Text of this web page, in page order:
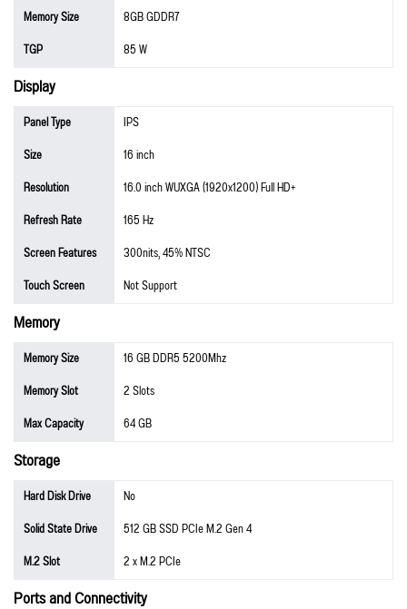
Memory Size
8GB GDDR7
TGP
85 W
Display
Panel Type
IPS
Size
16 inch
Resolution
16.0 inch WUXGA (1920x1200) Full HD+
Refresh Rate
165 Hz
Screen Features
300nits, 45% NTSC
Touch Screen
Not Support
Memory
Memory Size
16 GB DDR5 5200Mhz
Memory Slot
2 Slots
Max Capacity
64 GB
Storage
Hard Disk Drive
No
Solid State Drive
512 GB SSD PCIe M.2 Gen 4
M.2 Slot
2 x M.2 PCIe
Ports and Connectivity